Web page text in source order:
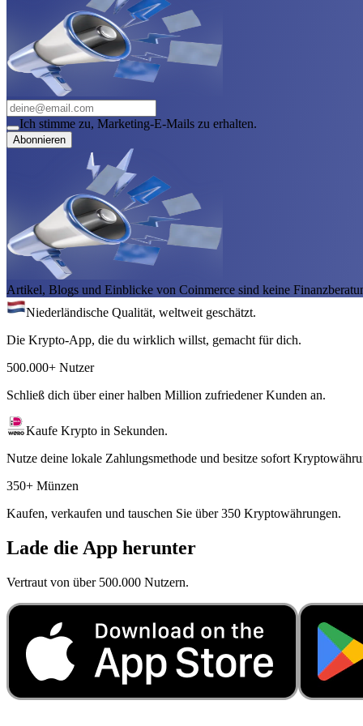
Ich stimme zu, Marketing-E-Mails zu erhalten.
Abonnieren
Artikel, Blogs und Einblicke von Coinmerce sind keine
Niederländische Qualität, weltweit geschätzt.
Die Krypto-App, die du wirklich willst, gemacht für dich.
500.000+ Nutzer
Schließ dich über einer halben Million zufriedener Kunden an.
Kaufe Krypto in Sekunden.
Nutze deine lokale Zahlungsmethode und besitze sofort
350+ Münzen
Kaufen, verkaufen und tauschen Sie über 350 Kryptowährungen.
Lade die App herunter
Vertraut von über 500.000 Nutzern.